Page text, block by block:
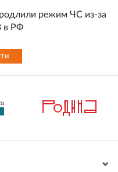
режим ЧС из-за
в РФ